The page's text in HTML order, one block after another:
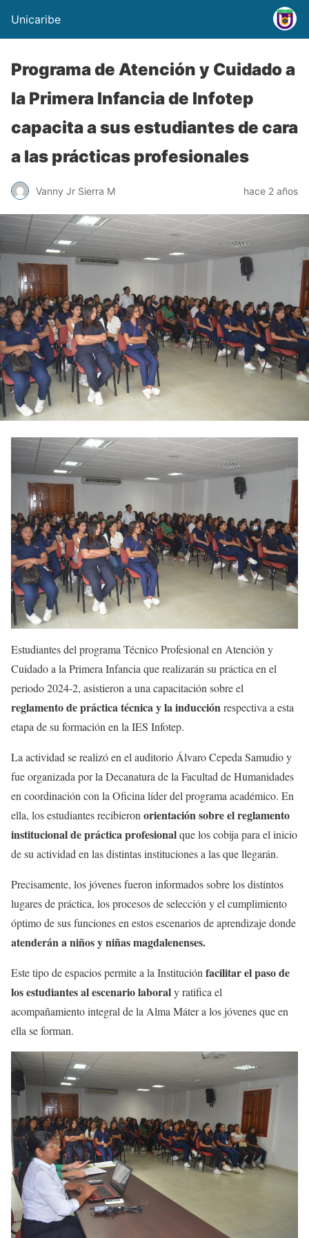
Unicaribe
Programa de Atención y Cuidado a
la Primera Infancia de Infotep
capacita a sus estudiantes de cara
a las prácticas profesionales
Vanny Jr Sierra M hace 2 años
Estudiantes del programa Técnico Profesional en Atención y
Cuidado a la Primera Infancia que realizarán su práctica en el
periodo 2024-2, asistieron a una capacitación sobre el
reglamento de práctica técnica y la inducciónrespectiva a esta
etapa de su formación en la IES Infotep.
La actividad se realizó en el auditorio Álvaro Cepeda Samudio y
fue organizada por la Decanatura de la Facultad de Humanidades
en coordinación con la Oficina líder del programa académico. En
ella, los estudiantes recibieron orientación sobre el reglamento
institucional de práctica profesionalque los cobija para el inicio
de su actividad en las distintas instituciones a las que llegarán.
Precisamente, los jóvenes fueron informados sobre los distintos
lugares de práctica, los procesos de selección y el cumplimiento
óptimo de sus funciones en estos escenarios de aprendizaje donde
atenderán a niños y niñas magdalenenses.
Este tipo de espacios permite a la Institución facilitar el paso de
los estudiantes al escenario laboraly ratifica el
acompañamiento integral de la Alma Máter a los jóvenes que en
ella se forman.